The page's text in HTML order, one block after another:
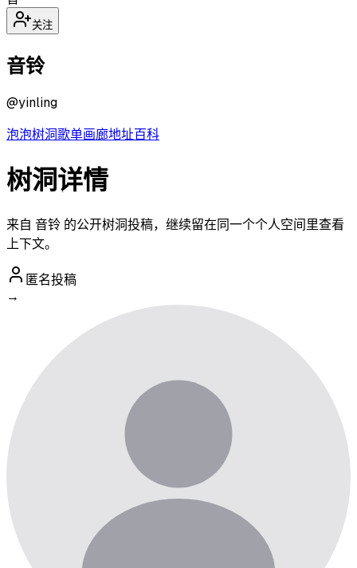
关注
音铃
@yinling
泡泡树洞歌单画廊地址百科
树洞详情
来自 音铃 的公开树洞投稿，继续留在同一个个人空间里查看
上下文。
匿名投稿
→